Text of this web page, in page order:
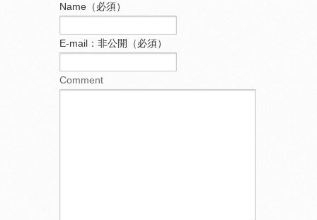
Name（必須）
E-mail：非公開（必須）
Comment